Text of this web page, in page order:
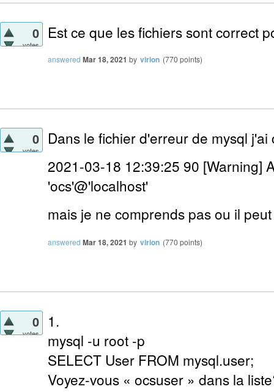
0
votes
Est ce que les fichiers sont correct
answered Mar 18, 2021 by virion (770 points)
0
votes
Dans le fichier d'erreur de mysql j'ai
2021-03-18 12:39:25 90 [Warning]
'ocs'@'localhost'
mais je ne comprends pas ou il
answered Mar 18, 2021 by virion (770 points)
0
votes
1.
mysql -u root -p
SELECT User FROM mysql.user;
Voyez-vous « ocsuser » dans la